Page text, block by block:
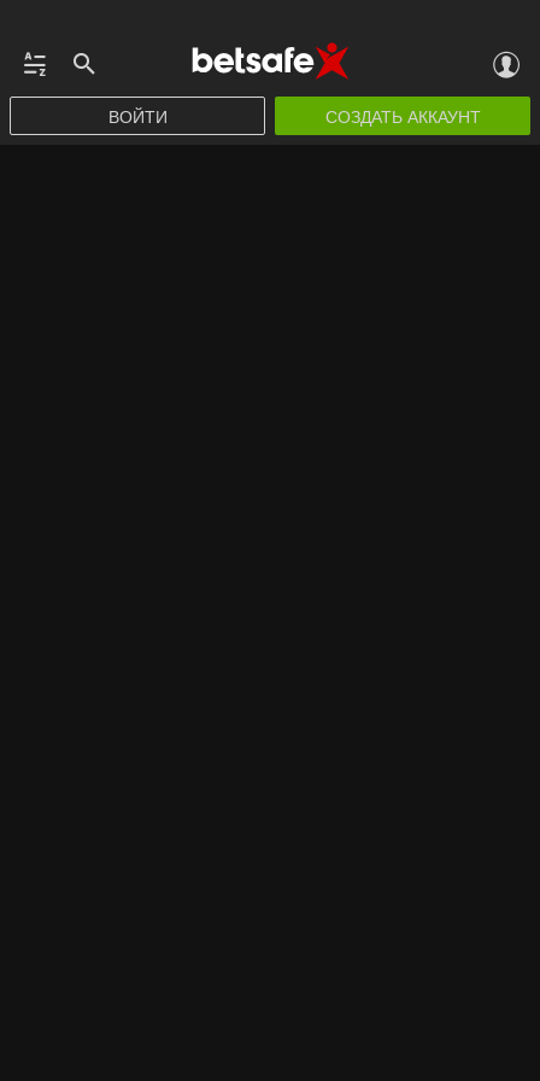
ВОЙТИ СОЗДАТЬ АККАУНТ